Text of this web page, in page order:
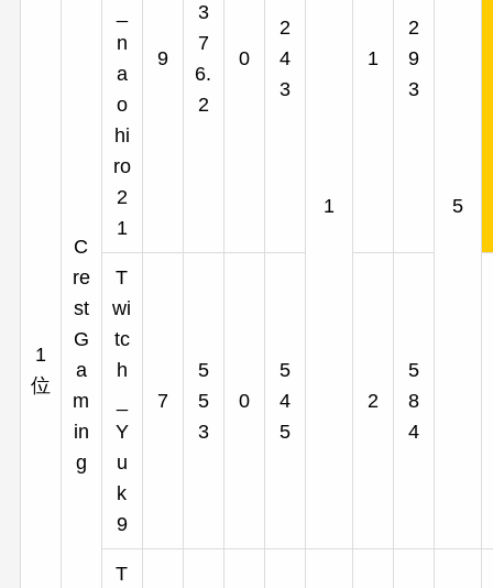
1
位
C
re
st
G
a
m
in
g
n
a
o
hi
ro
2
1
9
3
7
6.
2
0
2
4
3
1
1
2
9
3
5
T
wi
tc
h
Y
u
k
9
7
5
5
3
0
5
4
5
2
5
8
4
T